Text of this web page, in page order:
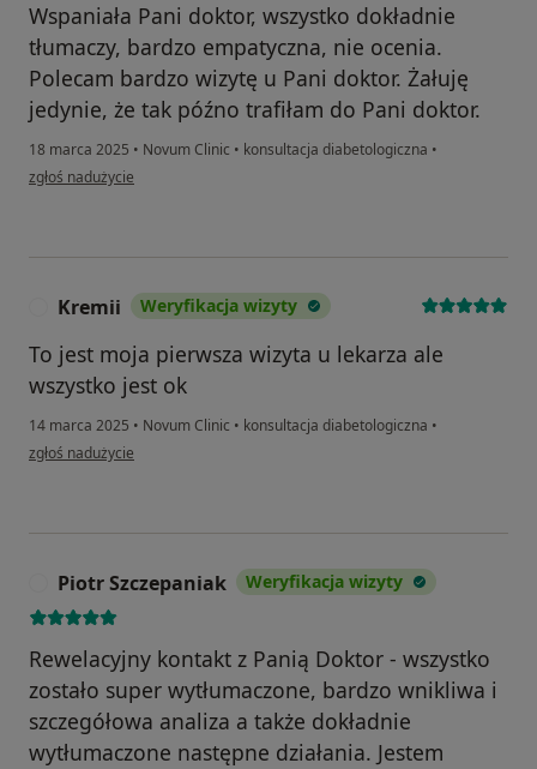
Wspaniała Pani doktor, wszystko dokładnie
tłumaczy, bardzo empatyczna, nie ocenia.
Polecam bardzo wizytę u Pani doktor. Żałuję
jedynie, że tak późno trafiłam do Pani doktor.
18 marca 2025 • Novum Clinic • konsultacja diabetologiczna •
w opinii użytkownika Kamila
zgłoś nadużycie
Kremii Weryfikacja wizyty
To jest moja pierwsza wizyta u lekarza ale
wszystko jest ok
14 marca 2025 • Novum Clinic • konsultacja diabetologiczna •
w opinii użytkownika Kremii
zgłoś nadużycie
Piotr Szczepaniak Weryfikacja wizyty
Rewelacyjny kontakt z Panią Doktor - wszystko
zostało super wytłumaczone, bardzo wnikliwa i
szczegółowa analiza a także dokładnie
wytłumaczone następne działania. Jestem